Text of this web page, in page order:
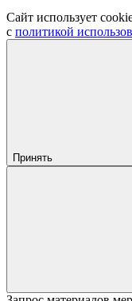
Сайт использует
с политикой
Принять